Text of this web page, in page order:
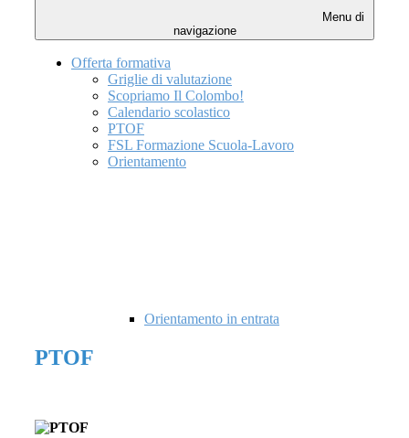
Menu di
navigazione
Offerta formativa
Griglie di valutazione
Scopriamo Il Colombo!
Calendario scolastico
PTOF
FSL Formazione Scuola-Lavoro
Orientamento
Orientamento in entrata
PTOF